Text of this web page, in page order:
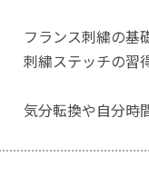
フランス刺繍の基
刺繍ステッチの習
気分転換や自分時